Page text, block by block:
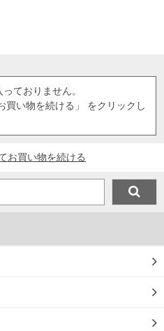
ておりません。
買い物を続ける」 をクリックし
お買い物を続ける